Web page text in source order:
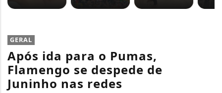
GERAL
Após ida para o Pumas,
Flamengo se despede de
Juninho nas redes